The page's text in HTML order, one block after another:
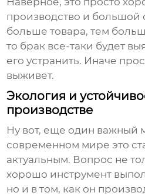
производство и большой
больше товара, тем
то брак все-таки будет
его устранить. Иначе
выживет.
Экология и
производстве
Ну вот, еще один важный
современном мире это
актуальным. Вопрос не
хорошо инструмент
но и в том, как он